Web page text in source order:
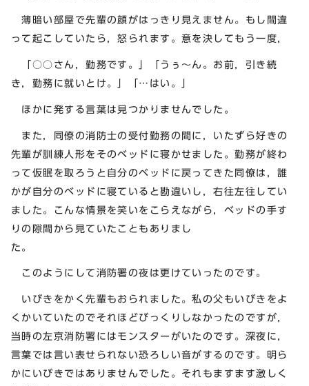
薄暗い部屋で先輩の顔がはっきり見えません。もし間違
って起こしていたら，怒られます。意を決してもう一度，
「○○さん，勤務です。」「うぅ～ん。お前，引き続
き，勤務に就いとけ。」「…はい。」
ほかに発する言葉は見つかりませんでした。
また，同僚の消防士の受付勤務の間に，いたずら好きの
先輩が訓練人形をそのベッドに寝かせました。勤務が終わ
って仮眠を取ろうと自分のベッドに戻ってきた同僚は，誰
かが自分のベッドに寝ていると勘違いし，右往左往してい
ました。こんな情景を笑いをこらえながら，ベッドの手す
りの隙間から見ていたこともありまし
た。
このようにして消防署の夜は更けていったのです。
いびきをかく先輩もおられました。私の父もいびきをよ
くかいていたのでそれほどびっくりしなかったのですが，
当時の左京消防署にはモンスターがいたのです。深夜に，
言葉では言い表せられない恐ろしい音がするのです。明ら
かにいびきではありませんでした。それもますます激しく